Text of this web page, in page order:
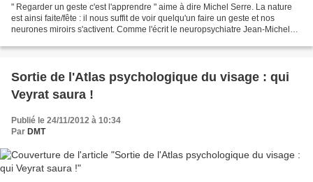
" Regarder un geste c'est l'apprendre " aime à dire Michel Serre. La nature
est ainsi faite/fête : il nous suffit de voir quelqu'un faire un geste et nos
neurones miroirs s'activent. Comme l'écrit le neuropsychiatre Jean-Michel
Sortie de l'Atlas psychologique du visage : qui
Veyrat saura !
Publié le 24/11/2012 à 10:34
Par DMT